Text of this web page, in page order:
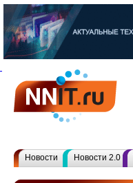
Новости Новости 2.0